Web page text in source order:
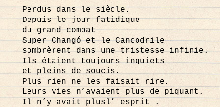
Perdus dans le siècle.
Depuis le jour fatidique
du grand combat
Super Changó et le Cancodrile
sombrèrent dans une tristesse infinie.
Ils étaient toujours inquiets
et pleins de soucis.
Plus rien ne les faisait rire.
Leurs vies n’avaient plus de piquant.
Il n’y avait plusl’ esprit .